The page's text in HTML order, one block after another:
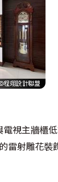
視主牆櫃
雷射雕花裝